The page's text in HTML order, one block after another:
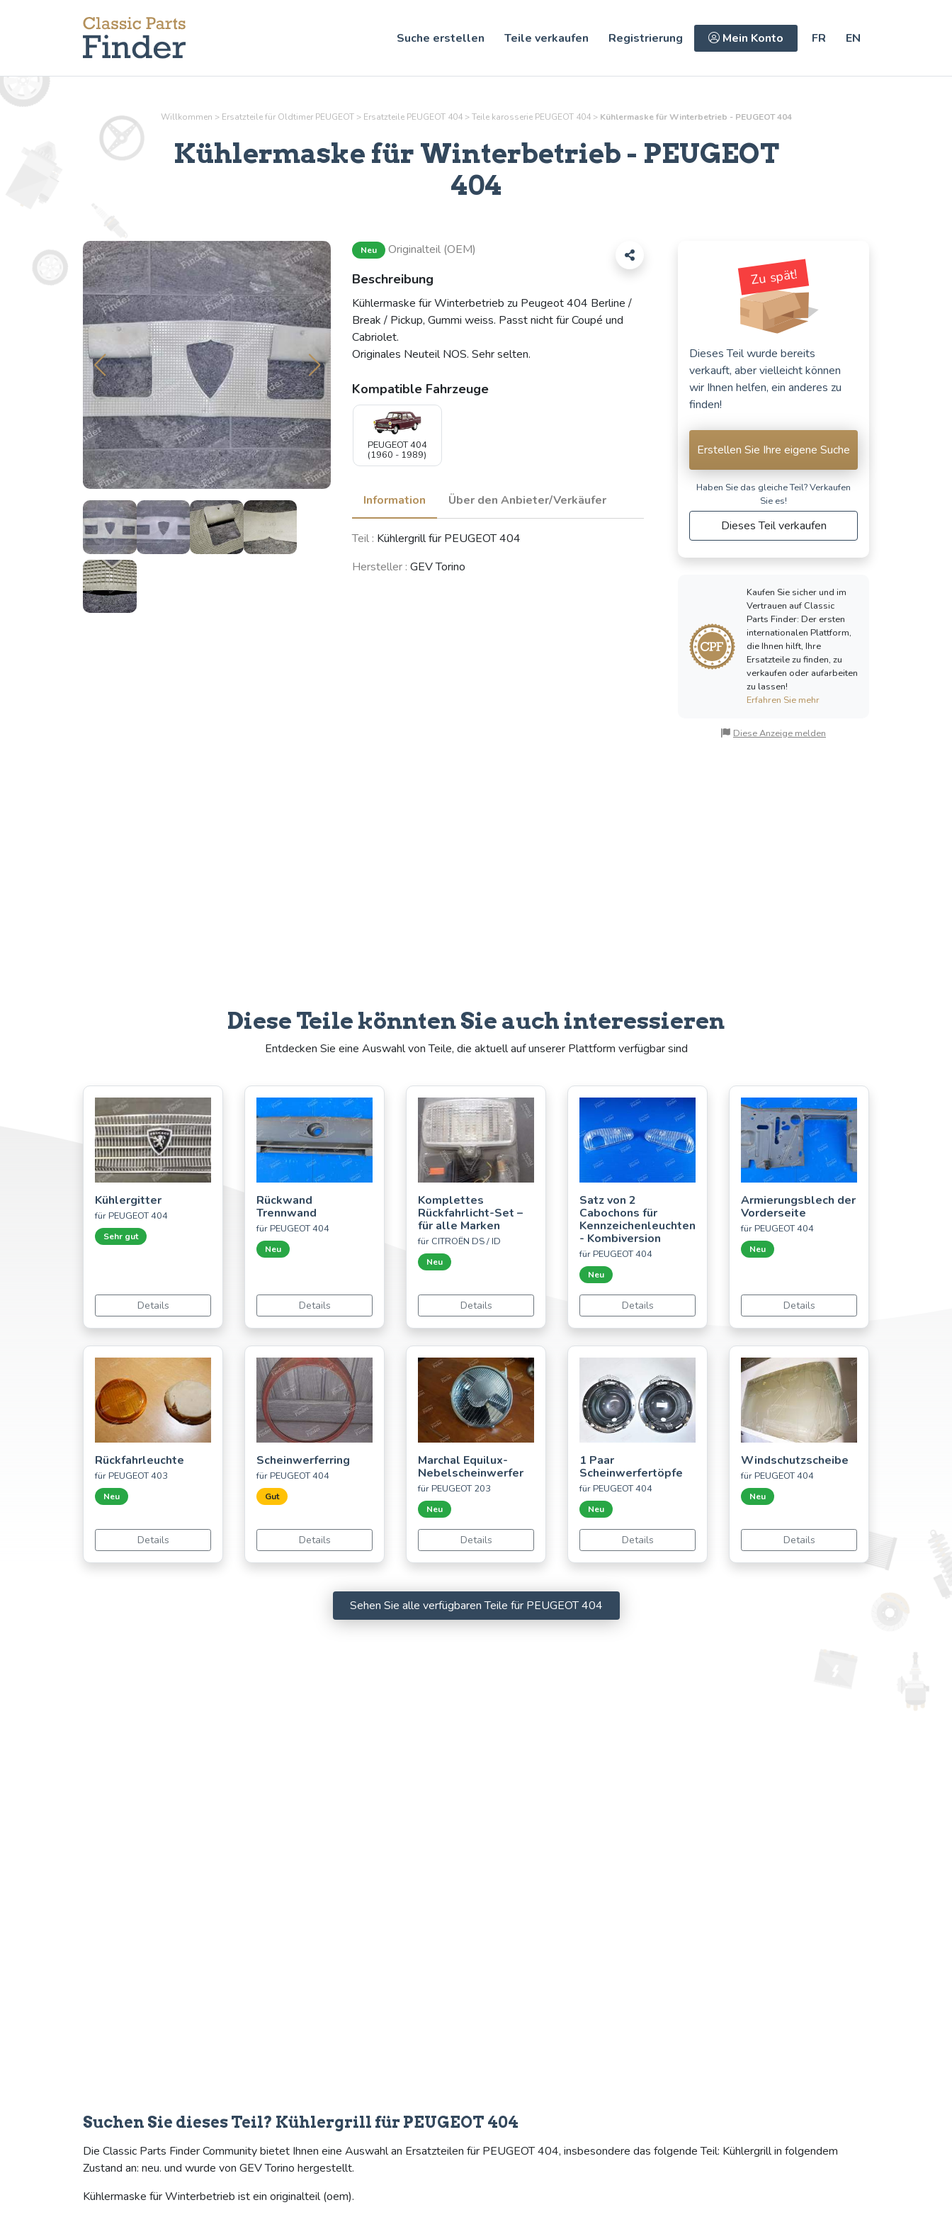
Suche erstellen Teile verkaufen Registrierung Mein Konto FR EN
Willkommen > Ersatzteile für Oldtimer PEUGEOT > Ersatzteile PEUGEOT 404 >Teile karosseriePEUGEOT 404 > Kühlermaske für Winterbetrieb - PEUGEOT 404
Kühlermaske für Winterbetrieb - PEUGEOT
404
Neu Originalteil (OEM)
Beschreibung
Kühlermaske für Winterbetrieb zu Peugeot 404 Berline /
Break / Pickup, Gummi weiss. Passt nicht für Coupé und
Cabriolet.
Originales Neuteil NOS. Sehr selten.
Kompatible Fahrzeuge
PEUGEOT 404
(1960 - 1989)
Information Über den Anbieter/Verkäufer
Teil : Kühlergrill für PEUGEOT 404
Hersteller : GEV Torino
Zu spät!
Dieses Teil wurde bereits
verkauft, aber vielleicht können
wir Ihnen helfen, ein anderes zu
finden!
Erstellen Sie Ihre eigene Suche
Haben Sie das gleiche Teil? Verkaufen
Sie es!
Dieses Teil verkaufen
Kaufen Sie sicher und im
Vertrauen auf Classic
Parts Finder: Der ersten
internationalen Plattform,
die Ihnen hilft, Ihre
Ersatzteile zu finden, zu
verkaufen oder aufarbeiten
zu lassen!
Erfahren Sie mehr
Diese Anzeige melden
Diese Teile könnten Sie auch interessieren
Entdecken Sie eine Auswahl von Teile, die aktuell auf unserer Plattform verfügbar sind
Kühlergitter
für PEUGEOT 404
Sehr gut
Details
Rückwand
Trennwand
für PEUGEOT 404
Neu
Details
Komplettes
Rückfahrlicht-Set –
für alle Marken
für CITROËN DS / ID
Neu
Details
Satz von 2
Cabochons für
Kennzeichenleuchten
- Kombiversion
für PEUGEOT 404
Neu
Details
Armierungsblech der
Vorderseite
für PEUGEOT 404
Neu
Details
Rückfahrleuchte
für PEUGEOT 403
Neu
Details
Scheinwerferring
für PEUGEOT 404
Gut
Details
Marchal Equilux-
Nebelscheinwerfer
für PEUGEOT 203
Neu
Details
1 Paar
Scheinwerfertöpfe
für PEUGEOT 404
Neu
Details
Windschutzscheibe
für PEUGEOT 404
Neu
Details
Sehen Sie alle verfügbaren Teile für PEUGEOT 404
Suchen Sie dieses Teil? Kühlergrill für PEUGEOT 404
Die Classic Parts Finder Community bietet Ihnen eine Auswahl an Ersatzteilen für PEUGEOT 404, insbesondere das folgende Teil: Kühlergrill in folgendem
Zustand an: neu. und wurde von GEV Torino hergestellt.
Kühlermaske für Winterbetrieb ist ein originalteil (oem).